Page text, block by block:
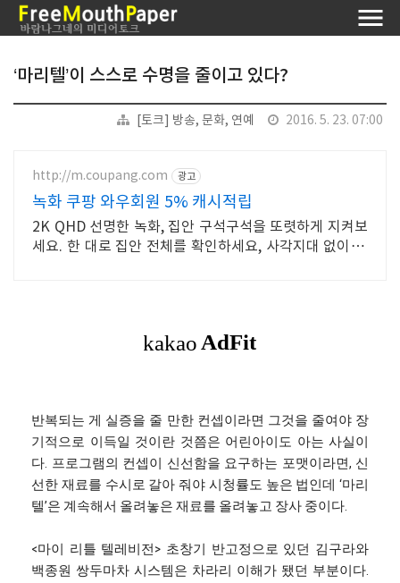
‘마리텔’이 스스로 수명을 줄이고 있다?
[토크] 방송, 문화, 연예 2016. 5. 23. 07:00
http://m.coupang.com 광고
녹화 쿠팡 와우회원 5% 캐시적립
2K QHD 선명한 녹화, 집안 구석구석을 또렷하게 지켜보
세요. 한 대로 집안 전체를 확인하세요, 사각지대 없이 든
반복되는 게 실증을 줄 만한 컨셉이라면 그것을 줄여야 장
기적으로 이득일 것이란 것쯤은 어린아이도 아는 사실이
다. 프로그램의 컨셉이 신선함을 요구하는 포맷이라면, 신
선한 재료를 수시로 갈아 줘야 시청률도 높은 법인데 ‘마리
텔’은 계속해서 올려놓은 재료를 올려놓고 장사 중이다.
<마이 리틀 텔레비전> 초창기 반고정으로 있던 김구라와
백종원 쌍두마차 시스템은 차라리 이해가 됐던 부분이다.